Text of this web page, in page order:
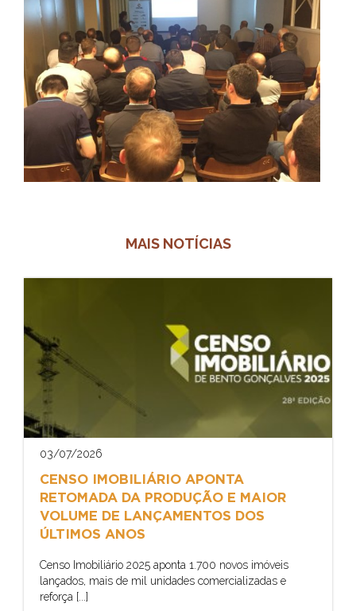
MAIS NOTÍCIAS
03/07/2026
CENSO IMOBILIÁRIO APONTA
RETOMADA DA PRODUÇÃO E MAIOR
VOLUME DE LANÇAMENTOS DOS
ÚLTIMOS ANOS
Censo Imobiliário 2025 aponta 1.700 novos imóveis
lançados, mais de mil unidades comercializadas e
reforça [...]